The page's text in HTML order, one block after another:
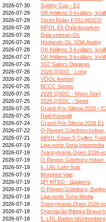
2026-07-30
Sudety Cup - E1
2026-07-29
OK Hällens 3-kvällars,
2026-07-29
Sprint Relay FISU WUCO
2026-07-28
MPOL E6 Ögårdsparken
2026-07-28
Dala veteran-OL
2026-07-28
Höglands-OL SOK Aneby
2026-07-28
OK Hällens 3-kvällars,
2026-07-27
OK Hällens 3-kvällars,
2026-07-26
SS7 Sailors Diggings
2026-07-26
2026 QSOC - Long
2026-07-26
VÖOL livetest
2026-07-25
BCCC Sprints
2026-07-25
2026 QSOC - Mass Start
2026-07-25
2026 QSOC - Sprint
2026-07-25
Grand Prix Silesia 2026 -
2026-07-25
Rajd Konwalii
2026-07-24
Grand Prix Silesia 2026 E1
2026-07-22
O-Ringen Göteborg
2026-07-21
MPOL Etapp 5 Gyllins
2026-07-19
Liga norte Soria Intermedia
2026-07-19
Transylvania Open 2026-
2026-07-19
O-Ringen Göteborg
2026-07-19
6. LRL Lahr-Sulz
2026-07-19
Morphett Vale
2026-07-19
ДП МТБО - Щафета
2026-07-19
O-Ringen Göteborg,
2026-07-18
Liga norte Soria Media
2026-07-18
Transylvania Open 2026-
2026-07-18
Orientação Ribeira Brava-
2026-07-18
5. LRL Baden-Württemberg